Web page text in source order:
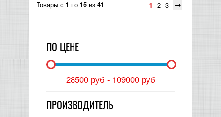
Товары с 1 по 15 из 41 1 2 3
ПО ЦЕНЕ
28500 руб 109000 руб
ПРОИЗВОДИТЕЛЬ